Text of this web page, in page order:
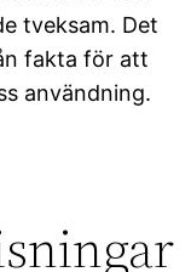
tveksam. Det
fakta för att
användning.